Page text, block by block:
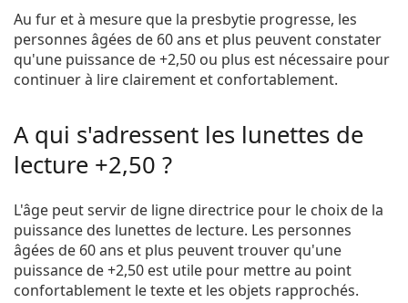
Au fur et à mesure que la presbytie progresse, les
personnes âgées de 60 ans et plus peuvent constater
qu'une puissance de +2,50 ou plus est nécessaire pour
continuer à lire clairement et confortablement.
A qui s'adressent les lunettes de
lecture +2,50 ?
L'âge peut servir de ligne directrice pour le choix de la
puissance des lunettes de lecture. Les personnes
âgées de 60 ans et plus peuvent trouver qu'une
puissance de +2,50 est utile pour mettre au point
confortablement le texte et les objets rapprochés.